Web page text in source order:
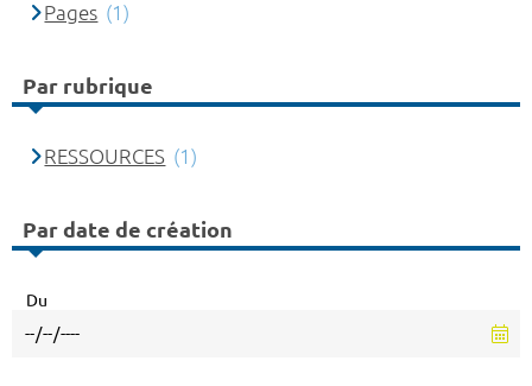
Pages (1)
Par rubrique
RESSOURCES (1)
Par date de création
Du